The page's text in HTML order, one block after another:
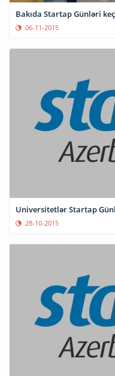
06-11-2015
Universitetlər Startap
28-10-2015